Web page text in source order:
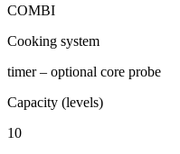
COMBI
Cooking system
timer – optional core probe
Capacity (levels)
10